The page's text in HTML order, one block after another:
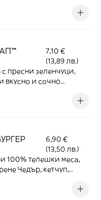
майонезен сос и увити
7,10 €
(13,89 лв.)
пресни зеленчуци,
вкусно и сочнo
6,90 €
(13,50 лв.)
100% телешки меса,
Чедър, кетчуп,